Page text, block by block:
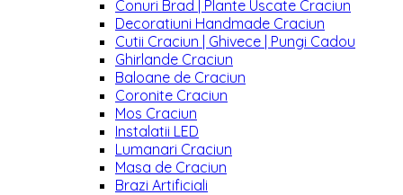
Conuri Brad | Plante Uscate Craciun
Decoratiuni Handmade Craciun
Cutii Craciun | Ghivece | Pungi Cadou
Ghirlande Craciun
Baloane de Craciun
Coronite Craciun
Mos Craciun
Instalatii LED
Lumanari Craciun
Masa de Craciun
Brazi Artificiali